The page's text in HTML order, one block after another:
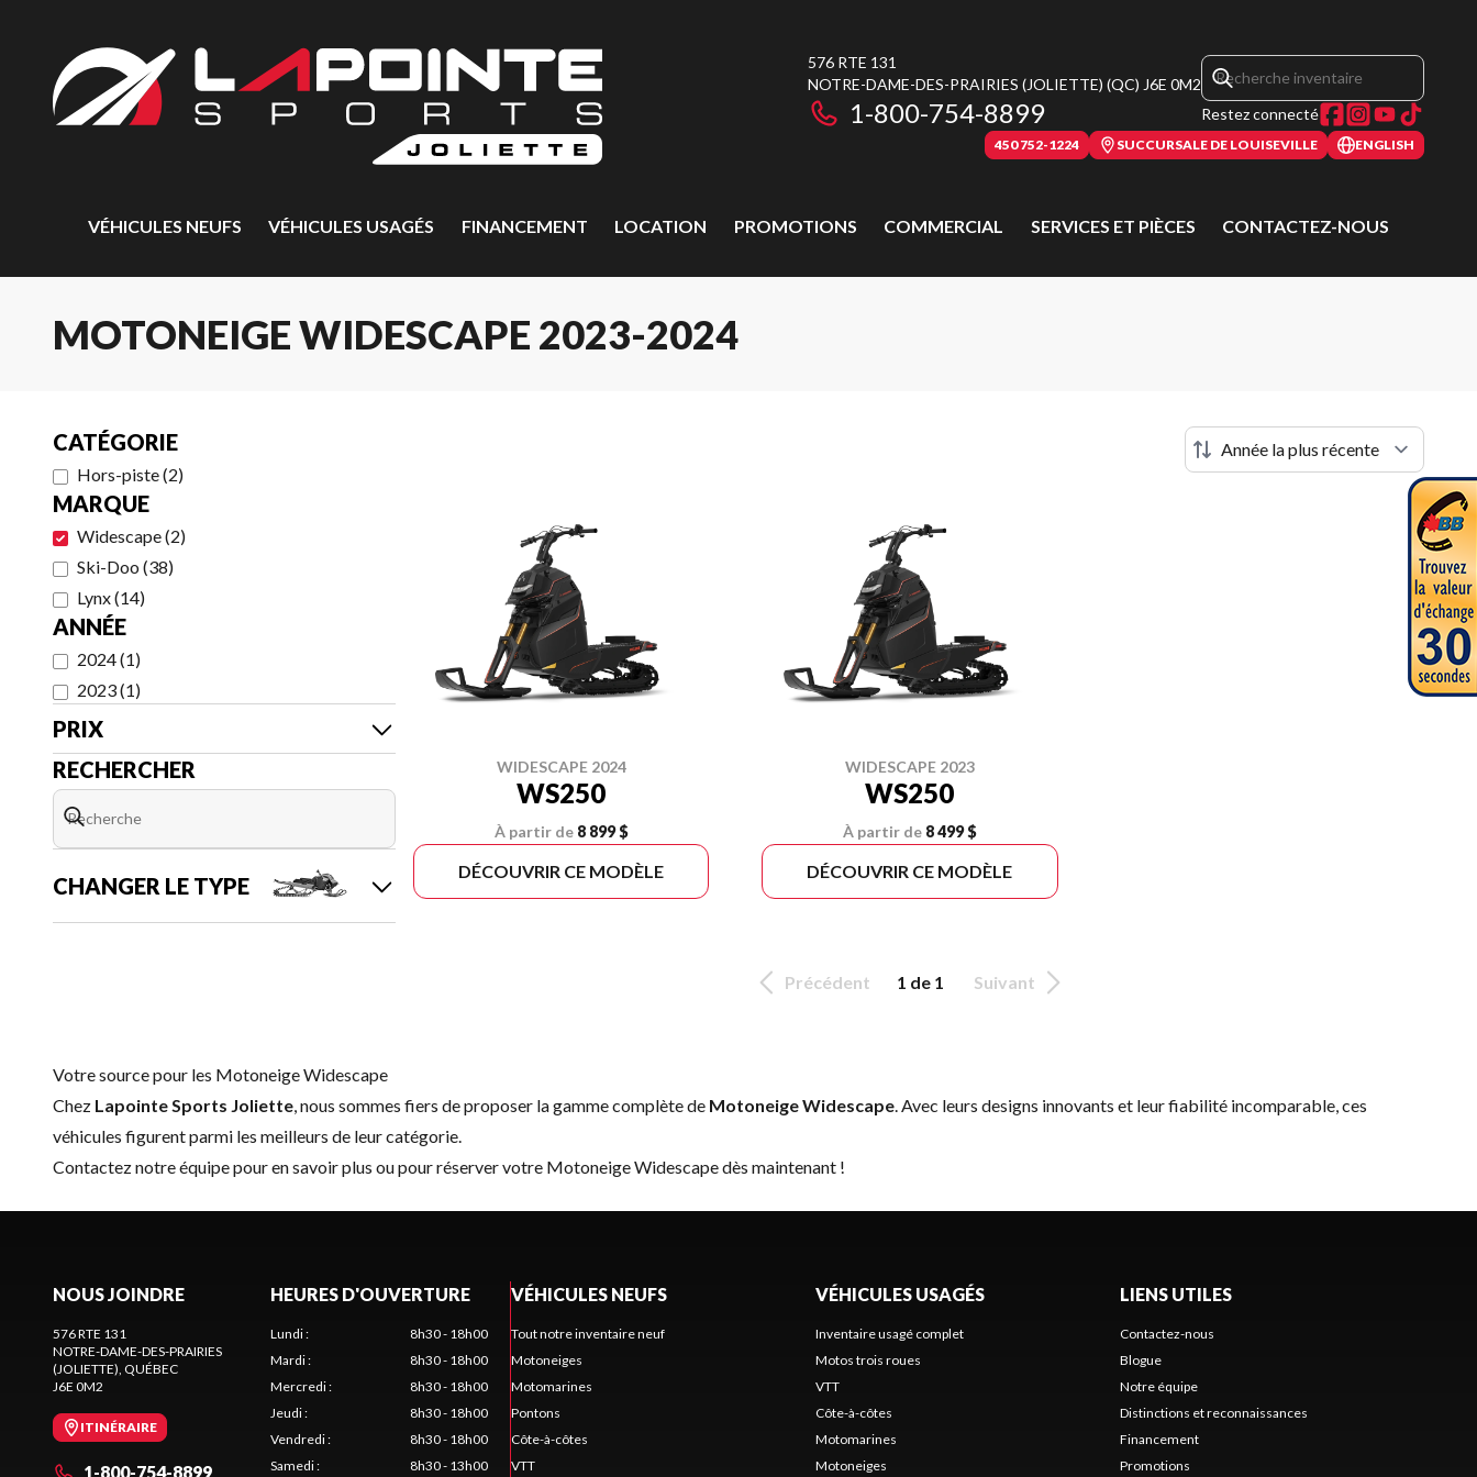
576 RTE 131
NOTRE-DAME-DES-PRAIRIES (JOLIETTE) (QC) J6E 0M2
1-800-754-8899 Restez connecté
450 752-1224 SUCCURSALE DE LOUISEVILLE ENGLISH
VÉHICULES NEUFS VÉHICULES USAGÉS FINANCEMENT LOCATION PROMOTIONS COMMERCIAL SERVICES ET PIÈCES CONTACTEZ-NOUS
MOTONEIGE WIDESCAPE 2023-2024
CATÉGORIE
Hors-piste(2)
MARQUE
Widescape(2)
Ski-Doo (38)
Lynx(14)
ANNÉE
2024(1)
2023(1)
PRIX
RECHERCHER
CHANGER LE TYPE
WIDESCAPE 2024
WS250
À partir de 8 899 $
DÉCOUVRIR CE MODÈLE
WIDESCAPE 2023
WS250
À partir de 8 499 $
DÉCOUVRIR CE MODÈLE
Précédent 1 de 1 Suivant
Votre source pour les Motoneige Widescape
Chez Lapointe Sports Joliette, nous sommes fiers de proposer la gamme complète de Motoneige Widescape. Avec leurs designs innovants et leur fiabilité incomparable, ces
véhicules figurent parmi les meilleurs de leur catégorie.
Contactez notre équipepour en savoir plus ou pour réserver votre Motoneige Widescape dès maintenant !
NOUS JOINDRE
576 RTE 131
NOTRE-DAME-DES-PRAIRIES
(JOLIETTE), QUÉBEC
J6E 0M2
ITINÉRAIRE
1-800-754-8899
HEURES D'OUVERTURE
Lundi:
8h30 - 18h00
Mardi:
8h30 - 18h00
Mercredi:
8h30 - 18h00
Jeudi:
8h30 - 18h00
Vendredi:
8h30 - 18h00
Samedi: 8h30 - 13h00
VÉHICULES NEUFS
Tout notre inventaire neuf
Motoneiges
Motomarines
Pontons
Côte-à-côtes
VTT
VÉHICULES USAGÉS
Inventaire usagé complet
Motos trois roues
VTT
Côte-à-côtes
Motomarines
Motoneiges
LIENS UTILES
Contactez-nous
Blogue
Notre équipe
Distinctions et reconnaissances
Financement
Promotions